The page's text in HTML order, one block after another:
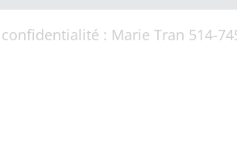
: Marie Tran 514-